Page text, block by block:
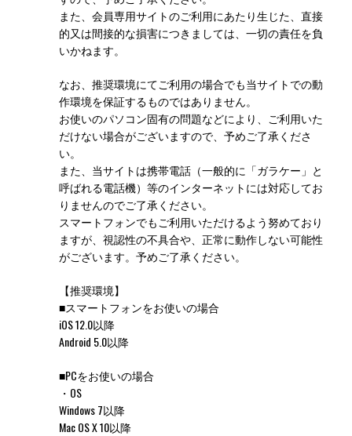
また、会員専用サイトのご利用にあたり生じた、直接
的又は間接的な損害につきましては、一切の責任を負
いかねます。
なお、推奨環境にてご利用の場合でも当サイトでの動
作環境を保証するものではありません。
お使いのパソコン固有の問題などにより、ご利用いた
だけない場合がございますので、予めご了承くださ
い。
また、当サイトは携帯電話（一般的に「ガラケー」と
呼ばれる電話機）等のインターネットには対応してお
りませんのでご了承ください。
スマートフォンでもご利用いただけるよう努めており
ますが、視認性の不具合や、正常に動作しない可能性
がございます。予めご了承ください。
【推奨環境】
■スマートフォンをお使いの場合
iOS 12.0以降
Android 5.0以降
■PCをお使いの場合
・OS
Windows 7以降
Mac OS X 10以降